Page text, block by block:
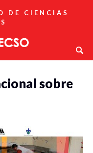
DE CIENCIAS
sobre